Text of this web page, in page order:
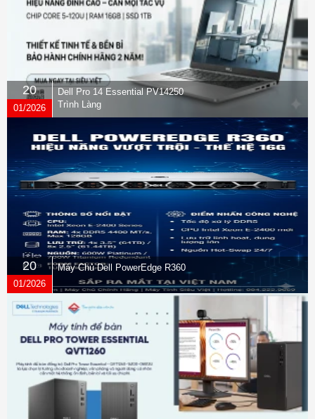
work
together to
create an
always-on,
always-
acting,
resilient
defense.
From the
BIOS to the
browser,
above and
below the
OS, these
constantly
solutions
help protect
your PC
from
threats.
20
01/2026
Dell Pro 14 Essential PV14250
Trình Làng
20
01/2026
Máy Chủ Dell PowerEdge R360